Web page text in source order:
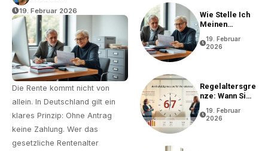
19. Februar 2026
Die Rente kommt nicht von
allein. In Deutschland gilt ein
klares Prinzip: Ohne Antrag
keine Zahlung. Wer das
gesetzliche Rentenalter
Wie Stelle Ich
Meinen
19. Februar
2026
Regelaltersgre
Nze: Wann Sie
Können
19. Februar
2026